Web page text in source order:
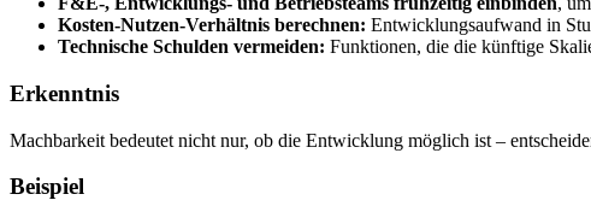
Kosten-Nutzen-Verhältnis berechnen: Entwicklungsaufwand in
Technische Schulden vermeiden: Funktionen, die die künftige
Erkenntnis
Machbarkeit bedeutet nicht nur, ob die Entwicklung möglich ist –
Beispiel